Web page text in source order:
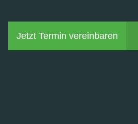
Jetzt Termin vereinbaren